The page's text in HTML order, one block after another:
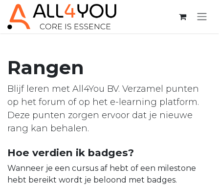
Overslaan naar inhoud
Rangen
Blijf leren met All4You BV. Verzamel punten
op het forum of op het e-learning platform.
Deze punten zorgen ervoor dat je nieuwe
rang kan behalen.
Hoe verdien ik badges?
Wanneer je een cursus af hebt of een milestone
hebt bereikt wordt je beloond met badges.